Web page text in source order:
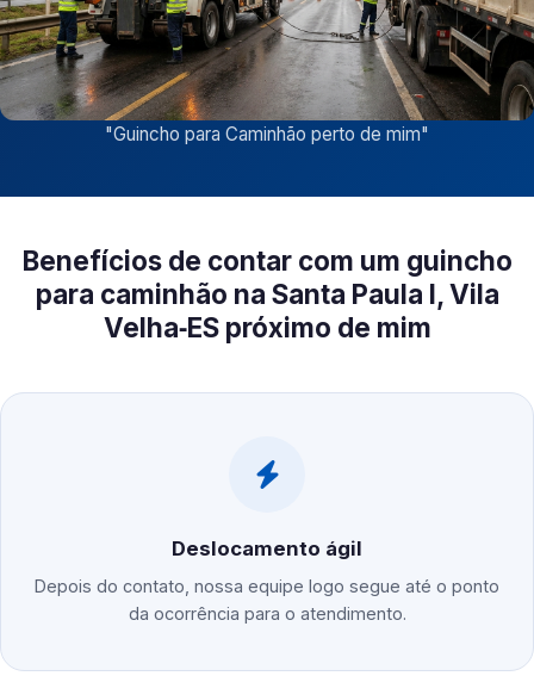
"Guincho para Caminhão perto de mim"
Benefícios de contar com um guincho
para caminhão na Santa Paula I, Vila
Velha‑ES próximo de mim
Deslocamento ágil
Depois do contato, nossa equipe logo segue até o ponto
da ocorrência para o atendimento.